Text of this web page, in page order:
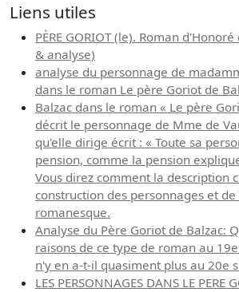
Liens utiles
PÈRE GORIOT (le). Roman
& analyse)
analyse du personnage de
dans le roman Le père Goriot de
Balzac dans le roman « Le père
décrit le personnage de Mme de
qu'elle dirige écrit : « Toute sa
pension, comme la pension
Vous direz comment la description
construction des personnages et
romanesque.
Analyse du Père Goriot de Balzac:
raisons de ce type de roman au
n'y en a-t-il quasiment plus au 20e
LES PERSONNAGES DANS LE PERE